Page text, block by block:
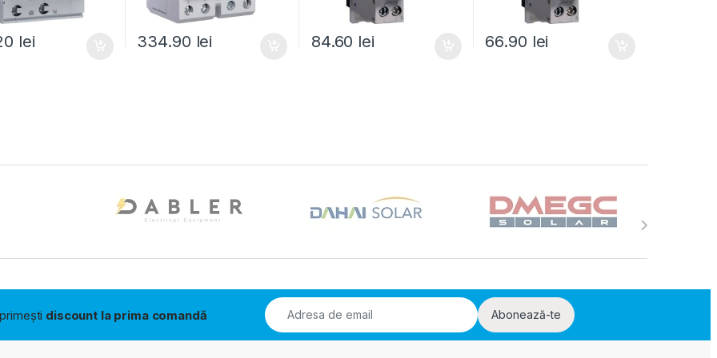
lei 334.90 lei 84.60 lei 66.90 lei
discount la prima comandă Abonează-te